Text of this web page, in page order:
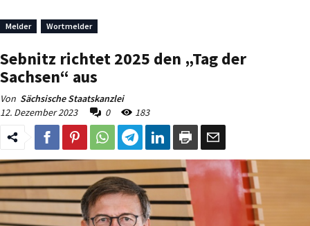
Melder Wortmelder
Sebnitz richtet 2025 den „Tag der
Sachsen“ aus
Von Sächsische Staatskanzlei
12. Dezember 2023
0 183